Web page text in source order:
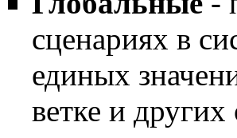
сценариях в
единых
ветке и